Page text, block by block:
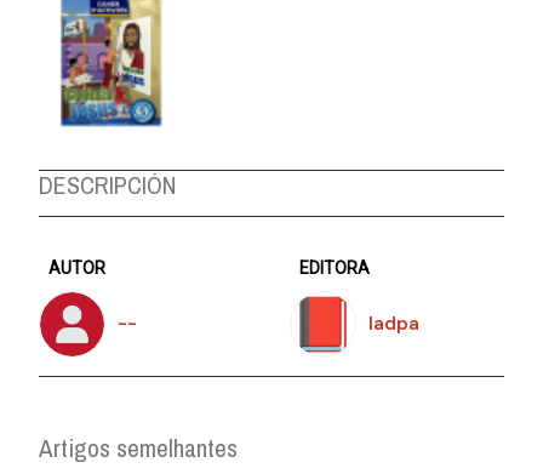
DESCRIPCIÓN
AUTOR
--
EDITORA
Iadpa
Artigos semelhantes